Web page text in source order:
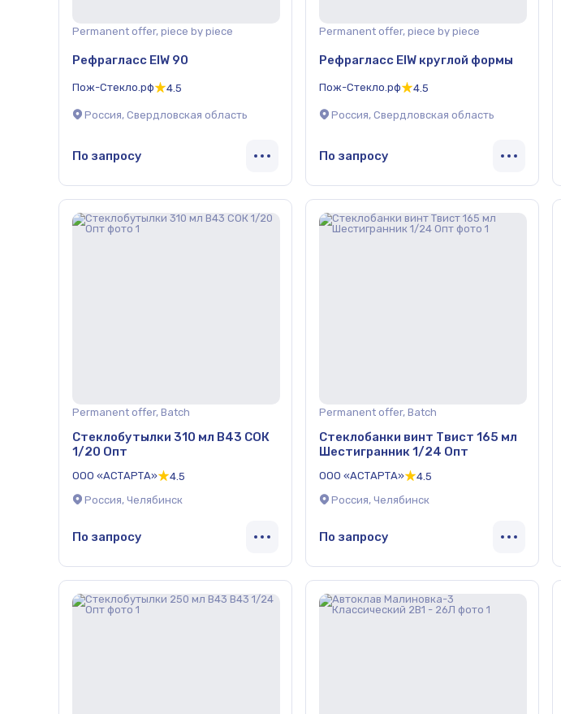
Permanent offer, piece by piece
Рефрагласс EIW 90
Пож-Стекло.рф 4.5
Россия, Свердловская область
По запросу
Permanent offer, piece by piece
Рефрагласс EIW круглой формы
Пож-Стекло.рф 4.5
Россия, Свердловская область
По запросу
Permanent offer, Batch
Стеклобутылки 310 мл В43 СОК
1/20 Опт
ООО «АСТАРТА»
4.5
Россия, Челябинск
По запросу
Permanent offer, Batch
Стеклобанки винт Твист 165 мл
Шестигранник 1/24 Опт
ООО «АСТАРТА»
4.5
Россия, Челябинск
По запросу